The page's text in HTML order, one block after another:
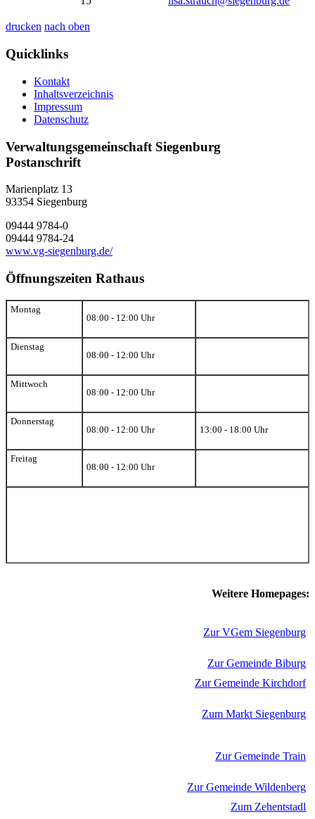
drucken nach oben
Quicklinks
Kontakt
Inhaltsverzeichnis
Impressum
Datenschutz
Verwaltungsgemeinschaft Siegenburg
Postanschrift
Marienplatz 13
93354 Siegenburg
09444 9784-0
09444 9784-24
www.vg-siegenburg.de/
Öffnungszeiten Rathaus
Montag
08:00 - 12:00 Uhr
Dienstag
08:00 - 12:00 Uhr
Mittwoch
08:00 - 12:00 Uhr
Donnerstag
08:00 - 12:00 Uhr
13:00 - 18:00 Uhr
Freitag
08:00 - 12:00 Uhr
Weitere Homepages:
Zur VGem Siegenburg
Zur Gemeinde Biburg
Zur Gemeinde Kirchdorf
Zum Markt Siegenburg
Zur Gemeinde Train
Zur Gemeinde Wildenberg
Zum Zehentstadl